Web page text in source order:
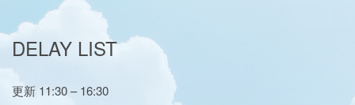
DELAY LIST
更新 11:30 – 16:30